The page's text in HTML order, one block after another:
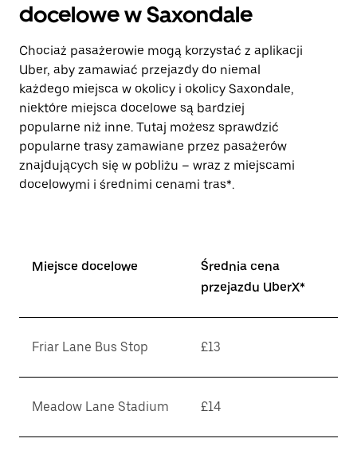
docelowe w Saxondale
Chociaż pasażerowie mogą korzystać z aplikacji
Uber, aby zamawiać przejazdy do niemal
każdego miejsca w okolicy i okolicy Saxondale,
niektóre miejsca docelowe są bardziej
popularne niż inne. Tutaj możesz sprawdzić
popularne trasy zamawiane przez pasażerów
znajdujących się w pobliżu – wraz z miejscami
docelowymi i średnimi cenami tras*.
Miejsce docelowe
Średnia cena
przejazdu UberX*
Friar Lane Bus Stop £13
Meadow Lane Stadium £14